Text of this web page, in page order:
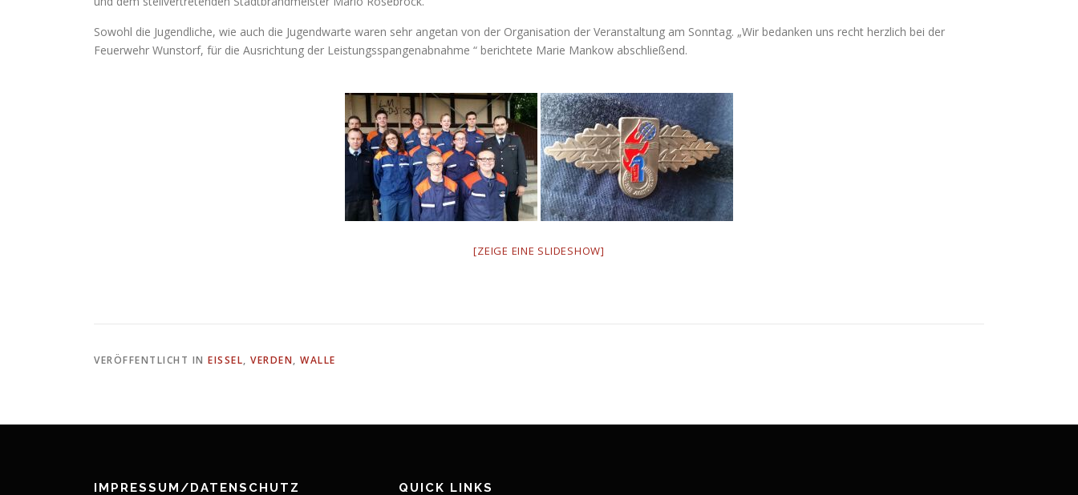
Sowohl die Jugendliche, wie auch die Jugendwarte waren sehr angetan von der Organisation der Veranstaltung am Sonntag. „Wir bedanken uns recht herzlich bei der
Feuerwehr Wunstorf, für die Ausrichtung der Leistungsspangenabnahme “ berichtete Marie Mankow abschließend.
[ZEIGE EINE SLIDESHOW]
VERÖFFENTLICHT IN EISSEL, VERDEN, WALLE
IMPRESSUM/DATENSCHUTZ QUICK LINKS